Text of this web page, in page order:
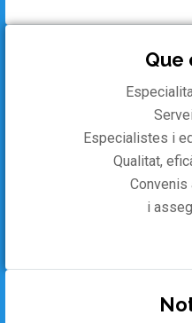
Que
Especialistes i
Qualitat,
Convenis
i